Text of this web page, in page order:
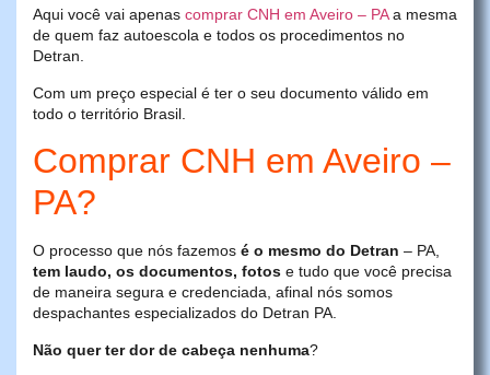
Aqui você vai apenas comprar CNH em Aveiro – PAa mesma
de quem faz autoescola e todos os procedimentos no
Detran.
Com um preço especial é ter o seu documento válido em
todo o território Brasil.
Comprar CNH em Aveiro –
PA?
O processo que nós fazemos é o mesmo do Detran – PA,
tem laudo, os documentos, fotos e tudo que você precisa
de maneira segura e credenciada, afinal nós somos
despachantes especializados do Detran PA.
Não quer ter dor de cabeça nenhuma?